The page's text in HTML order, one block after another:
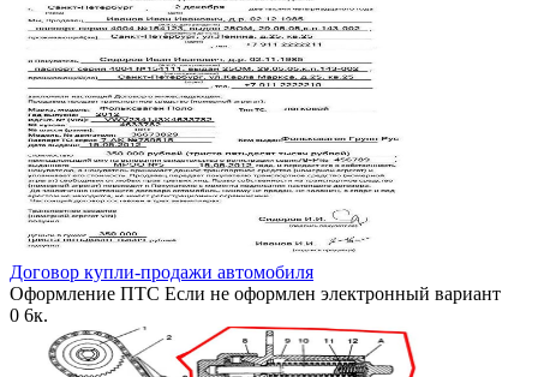
Договор купли-продажи автомобиля
Оформление ПТС Если не оформлен электронный вариант
0 6к.